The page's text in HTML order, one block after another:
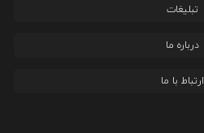
تبلیغات
درباره ما
ارتباط با ما